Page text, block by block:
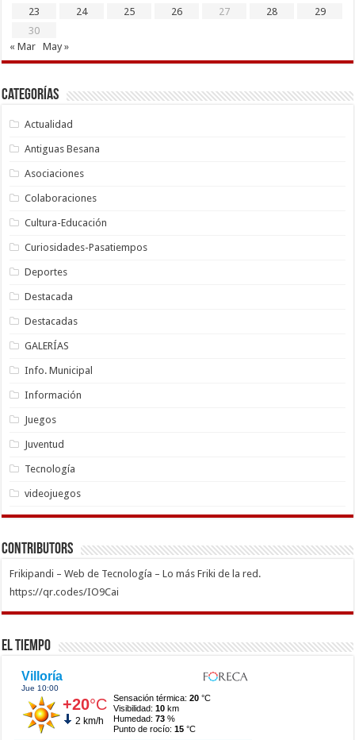
23
24 25 26 27 28
29
30
« Mar
May »
Categorías
Actualidad
Antiguas Besana
Asociaciones
Colaboraciones
Cultura-Educación
Curiosidades-Pasatiempos
Deportes
Destacada
Destacadas
GALERÍAS
Info. Municipal
Información
Juegos
Juventud
Tecnología
videojuegos
Contributors
Frikipandi – Web de Tecnología – Lo más Friki de la red.
https://qr.codes/IO9Cai
El Tiempo